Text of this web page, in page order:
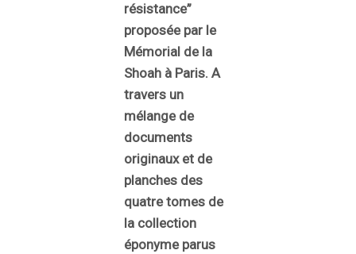
résistance”
proposée par le
Mémorial de la
Shoah à Paris. A
travers un
mélange de
documents
originaux et de
planches des
quatre tomes de
la collection
éponyme parus